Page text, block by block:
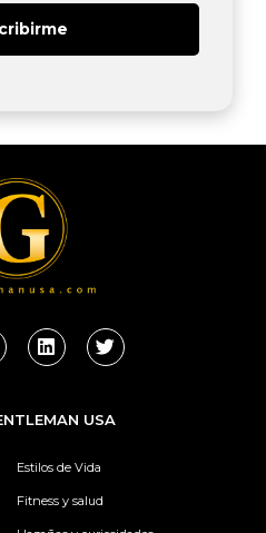
L
i
n
e
d
n
T
w
i
t
e
USA
Estilos de Vida
Fitness y salud